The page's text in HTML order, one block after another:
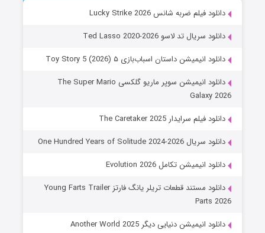
دانلود فیلم ضربه شانس Lucky Strike 2026
دانلود سریال تد لاسو Ted Lasso 2020-2026
دانلود انیمیشن داستان اسباب‌بازی ۵ Toy Story 5 (2026)
دانلود انیمیشن سوپر ماریو گلکسی The Super Mario
Galaxy 2026
دانلود فیلم سرایدار The Caretaker 2025
دانلود سریال One Hundred Years of Solitude 2024-2026
دانلود انیمیشن تکامل Evolution 2026
دانلود مستند قطعات تریلر یانگ فارتز Young Farts Trailer
Parts 2026
دانلود انیمیشن دنیایی دیگر Another World 2025